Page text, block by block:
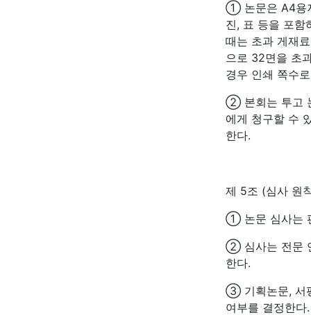
① 논문은 A4용
진, 표 등을 포함
때는 초과 게재
으로 32면을 초
경우 인쇄 쪽수
② 본회는 투고
에게 청구할 수
한다.
제 5조 (심사 원
① 논문 심사는
② 심사는 전문
한다.
③ 기획논문, 서
여부를 결정한다.